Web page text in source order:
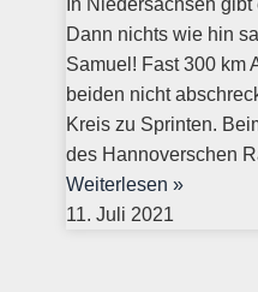
In Niedersachsen
Dann nichts wie hin
Samuel! Fast 300 km
beiden nicht
Kreis zu Sprinten.
des Hannoverschen
Weiterlesen »
11. Juli 2021